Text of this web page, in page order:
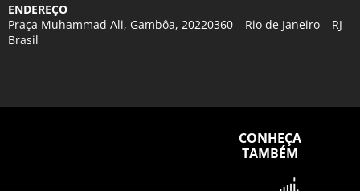
ENDEREÇO
Praça Muhammad Ali, Gambôa, 20220360 – Rio de Janeiro – RJ –
Brasil
CONHEÇA
TAMBÉM